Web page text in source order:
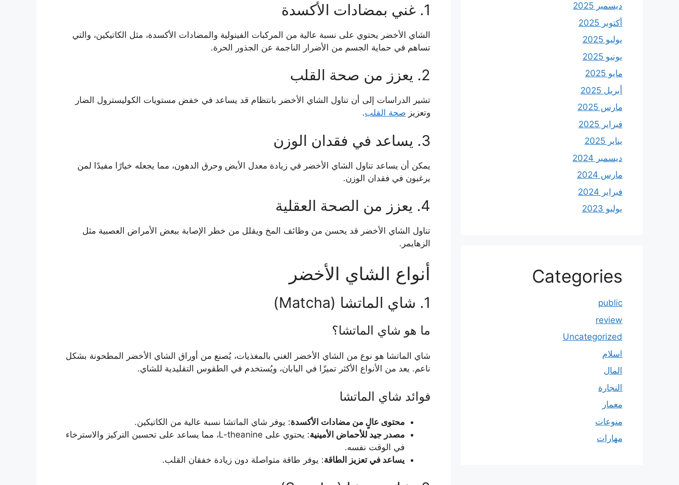
1. غني بمضادات الأكسدة
الشاي الأخضر يحتوي على نسبة عالية من المركبات الفينولية والمضادات الأكسدة، مثل الكاتيكين، والتي
تساهم في حماية الجسم من الأضرار الناجمة عن الجذور الحرة.
2. يعزز من صحة القلب
تشير الدراسات إلى أن تناول الشاي الأخضر بانتظام قد يساعد في خفض مستويات الكوليسترول الضار
وتعزيز صحة القلب.
3. يساعد في فقدان الوزن
يمكن أن يساعد تناول الشاي الأخضر في زيادة معدل الأيض وحرق الدهون، مما يجعله خيارًا مفيدًا لمن
يرغبون في فقدان الوزن.
4. يعزز من الصحة العقلية
تناول الشاي الأخضر قد يحسن من وظائف المخ ويقلل من خطر الإصابة ببعض الأمراض العصبية مثل
الزهايمر.
أنواع الشاي الأخضر
1. شاي الماتشا (Matcha)
ما هو شاي الماتشا؟
شاي الماتشا هو نوع من الشاي الأخضر الغني بالمغذيات، يُصنع من أوراق الشاي الأخضر المطحونة بشكل
ناعم. يعد من الأنواع الأكثر تميزًا في اليابان، ويُستخدم في الطقوس التقليدية للشاي.
فوائد شاي الماتشا
محتوى عالٍ من مضادات الأكسدة: يوفر شاي الماتشا نسبة عالية من الكاتيكين.
مصدر جيد للأحماض الأمينية
: يحتوي على L-theanine، مما يساعد على تحسين التركيز والاسترخاء
في الوقت نفسه.
يساعد في تعزيز الطاقة: يوفر طاقة متواصلة دون زيادة خفقان القلب.
ديسمبر 2025
أكتوبر 2025
يوليو 2025
يونيو 2025
مايو 2025
أبريل 2025
مارس 2025
فبراير 2025
يناير 2025
ديسمبر 2024
مارس 2024
فبراير 2024
يوليو 2023
Categories
public
review
Uncategorized
اسلام
المال
النجارة
معمار
منوعات
مهارات